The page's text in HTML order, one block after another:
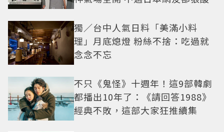
獨／台中人氣日料「美滿小料
理」月底熄燈 粉絲不捨：吃過就
念念不忘
不只《鬼怪》十週年！這9部韓劇
都播出10年了：《請回答1988》
經典不敗，這部大家狂推續集